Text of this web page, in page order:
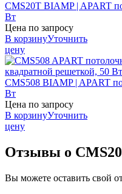
CMS20T BIAMP | APART
Вт
Цена по запросу
В корзинуУточнить
цену
CMS508 BIAMP | APART
Вт
Цена по запросу
В корзинуУточнить
цену
Отзывы о
Вы можете оставить свой